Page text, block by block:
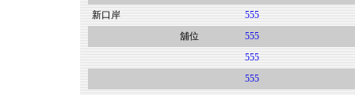
新口岸
555
舖位
555
555
555